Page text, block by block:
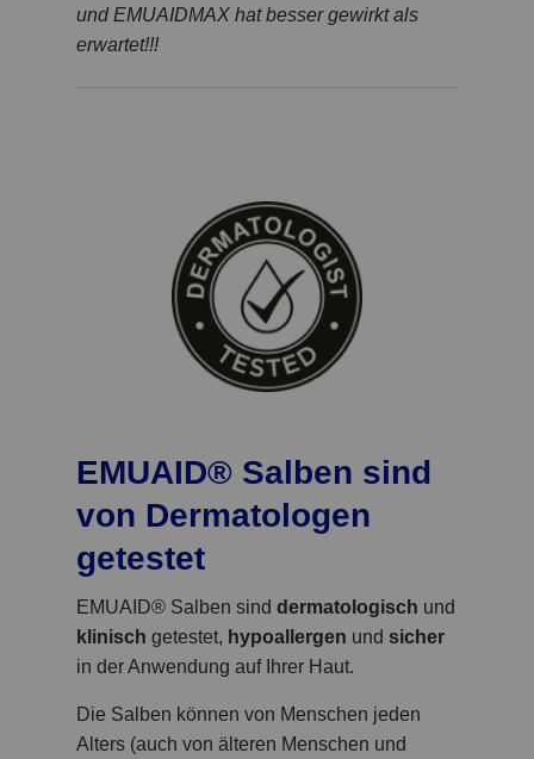
und EMUAIDMAX hat besser gewirkt als
erwartet!!!
EMUAID® Salben sind
von Dermatologen
getestet
EMUAID® Salben sind dermatologisch und
klinisch getestet, hypoallergen und sicher
in der Anwendung auf Ihrer Haut.
Die Salben können von Menschen jeden
Alters (auch von älteren Menschen und